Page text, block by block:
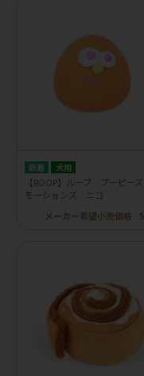
犬用
【ROOP】ループ プーピー
モーションズ ニコ
メーカー希望小売価格